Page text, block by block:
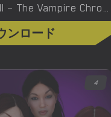
Welcome To Hell – The Vampire Chronicles – New Version 0.1.0 Remastered [NoobPRO Games]
ンロード
4